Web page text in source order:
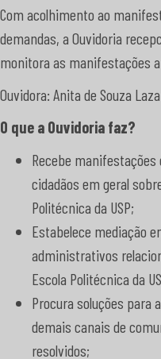
Com acolhimento ao
demandas, a Ouvidoria
monitora as manifestações
Ouvidora: Anita de Souza
O que a Ouvidoria faz?
Recebe manifestações
cidadãos em geral
Politécnica da USP;
Estabelece mediação
administrativos
Escola Politécnica da
Procura soluções para
demais canais de
resolvidos;